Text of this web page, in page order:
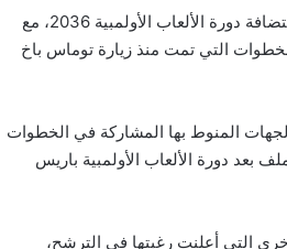
وذكر المركز الإعلامي للجنة أن الاجتماع شهد مناقشة ملف ترشح مصر لاستضافة دورة الألعاب الأولمبية 2036، مع
التي تمت منذ زيارة توماس باخ
المنوط بها المشاركة في الخطوات
بعد دورة الألعاب الأولمبية باريس
التي أعلنت رغبتها في الترشح،